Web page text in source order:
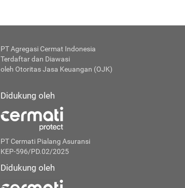
PT Agregasi Cermat Indonesia
Terdaftar dan Diawasi
oleh Otoritas Jasa Keuangan (OJK)
Didukung oleh
PT Cermati Pialang Asuransi
KEP-596/PD.02/2025
Didukung oleh